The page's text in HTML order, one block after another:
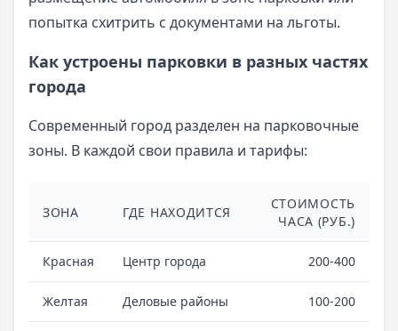
попытка схитрить с документами на льготы.
Как устроены парковки в разных частях
города
Современный город разделен на парковочные
зоны. В каждой свои правила и тарифы:
ЗОНА ГДЕ НАХОДИТСЯ
СТОИМОСТЬ
ЧАСА (РУБ.)
Красная Центр города 200-400
Желтая Деловые районы 100-200